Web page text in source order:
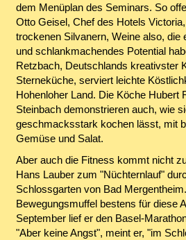
dem Menüplan des Seminars. So
Otto Geisel, Chef des Hotels
trockenen Silvanern, Weine also, die
und schlankmachendes Potential
Retzbach, Deutschlands kreativster
Sterneküche, serviert leichte
Hohenloher Land. Die Köche Hubert
Steinbach demonstrieren auch, wie
geschmacksstark kochen lässt, mit
Gemüse und Salat.
Aber auch die Fitness kommt nicht
Hans Lauber zum "Nüchternlauf"
Schlossgarten von Bad
Bewegungsmuffel bestens für diese
September lief er den Basel-
"Aber keine Angst", meint er, "im